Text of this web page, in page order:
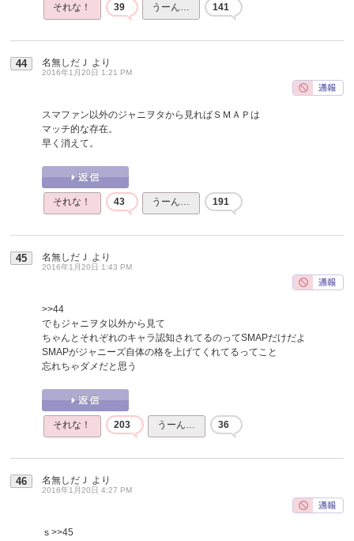
それな！ 39 うーん… 141
44 名無しだＪ より
2016年1月20日 1:21 PM
スマファン以外のジャニヲタから見ればＳＭＡＰは
マッチ的な存在。
早く消えて。
それな！ 43 うーん… 191
45 名無しだＪ より
2016年1月20日 1:43 PM
>>44
でもジャニヲタ以外から見て
ちゃんとそれぞれのキャラ認知されてるのってSMAPだけだよ
SMAPがジャニーズ自体の格を上げてくれてるってこと
忘れちゃダメだと思う
それな！ 203 うーん… 36
46 名無しだＪ より
2016年1月20日 4:27 PM
ｓ >>45